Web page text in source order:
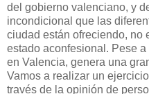
del gobierno valenciano, y
incondicional que las
ciudad están ofreciendo, no
estado aconfesional. Pese
en Valencia, genera una
Vamos a realizar un
través de la opinión de